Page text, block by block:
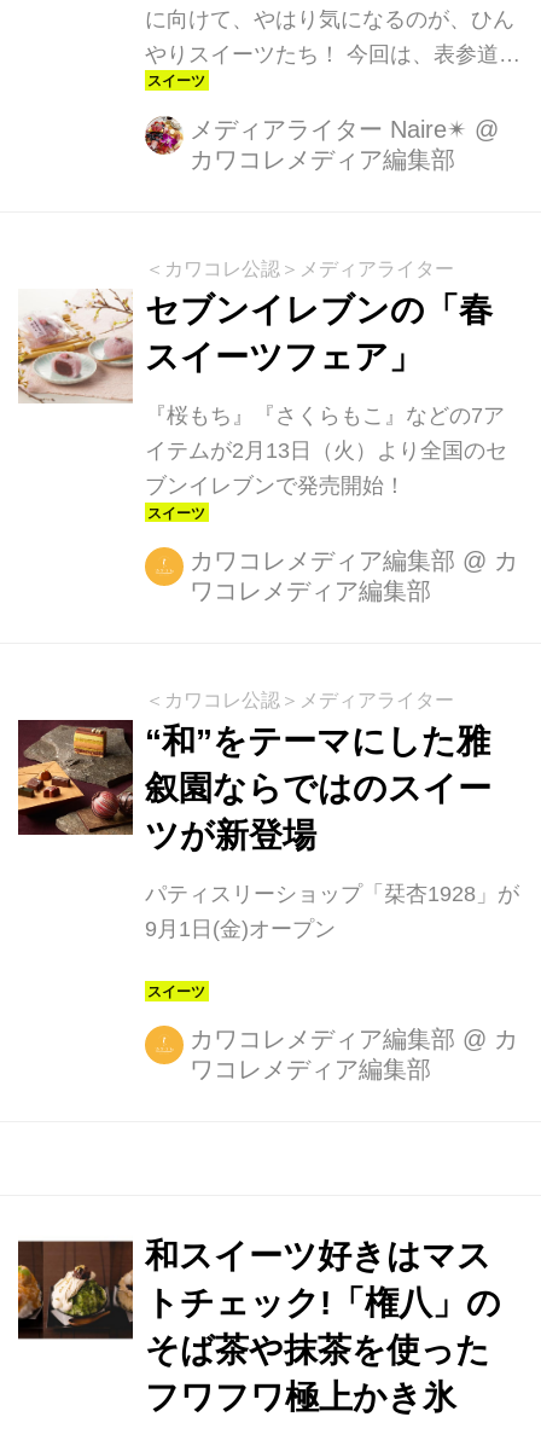
に向けて、やはり気になるのが、ひん
やりスイーツたち！ 今回は、表参道の
リラクシングな空間でいただける、新
感覚スイーツをご紹介します！
メディアライター Naire✴︎ @
カワコレメディア編集部
＜カワコレ公認＞メディアライター
セブンイレブンの「春
スイーツフェア」
『桜もち』『さくらもこ』などの7ア
イテムが2月13日（火）より全国のセ
ブンイレブンで発売開始！
カワコレメディア編集部 @ カ
ワコレメディア編集部
＜カワコレ公認＞メディアライター
“和”をテーマにした雅
叙園ならではのスイー
ツが新登場
パティスリーショップ「栞杏1928」が
9月1日(金)オープン
カワコレメディア編集部 @ カ
ワコレメディア編集部
和スイーツ好きはマス
トチェック!「権八」の
そば茶や抹茶を使った
フワフワ極上かき氷